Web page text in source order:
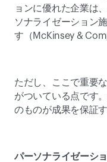
ョンに優れた企業は
ソナライゼーション
す（McKinsey &
ただし、ここで重要
がついている点です
のものが成果を保証
パーソナライゼーシ